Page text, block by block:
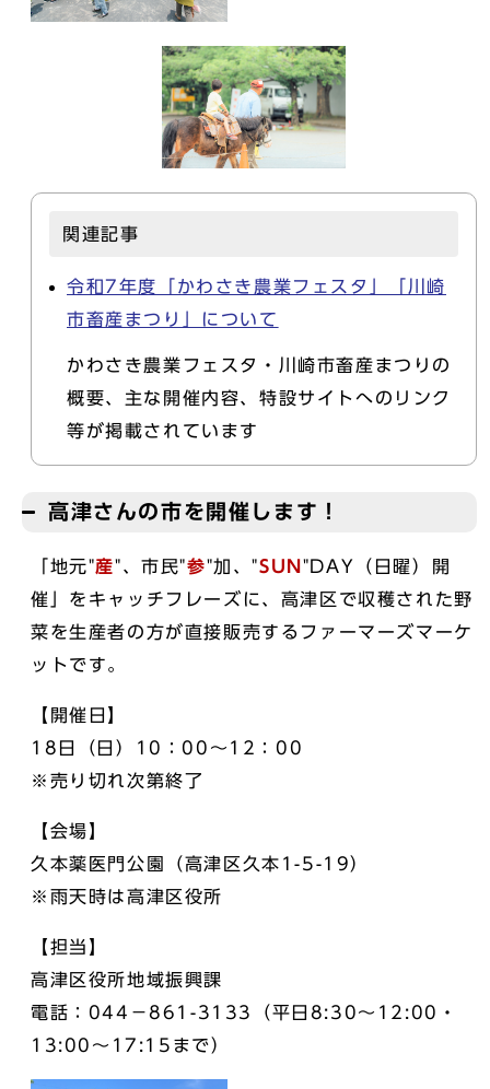
関連記事
令和7年度「かわさき農業フェスタ」「川崎
市畜産まつり」について
かわさき農業フェスタ・川崎市畜産まつりの
概要、主な開催内容、特設サイトへのリンク
等が掲載されています
高津さんの市を開催します！
「地元"産"、市民"参"加、"SUN "DAY（日曜）開
催」をキャッチフレーズに、高津区で収穫された野
菜を生産者の方が直接販売するファーマーズマーケ
ットです。
【開催日】
18日（日）10：00～12：00
※売り切れ次第終了
【会場】
久本薬医門公園（高津区久本1-5-19）
※雨天時は高津区役所
【担当】
高津区役所地域振興課
電話：044－861-3133（平日8:30～12:00・
13:00～17:15まで）